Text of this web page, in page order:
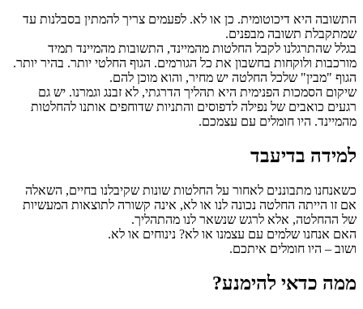
התשובה היא דיכוטומית. כן או לא. לפעמים צריך להמתין בסבלנות עד
שמתקבלת תשובה מבפנים.
בגלל שהתרגלנו לקבל החלטות מהמיינד, התשובות מהמיינד תמיד
מורכבות ולוקחות בחשבון את כל הגורמים. הגוף החלטי יותר. בהיר יותר.
הגוף "מבין" שלכל החלטה יש מחיר, והוא מוכן להם.
שיקום הסמכות הפנימית היא תהליך הדרגתי, לא זבנג וגמרנו. יש גם
רגעים כואבים של נפילה לדפוסים והתניות שדוחפים אותנו להחלטות
מהמיינד. היו חומלים עם עצמכם.
למידה בדיעבד
כשאנחנו מתבוננים לאחור על החלטות שונות שקיבלנו בחיים, השאלה
אם זו הייתה החלטה נכונה לנו או לא, אינה קשורה לתוצאות המעשיות
של ההחלטה, אלא לרגש שנשאר לנו מהתהליך.
האם אנחנו שלמים עם עצמנו או לא? נינוחים או לא.
ושוב – היו חומלים איתכם.
ממה כדאי להימנע?